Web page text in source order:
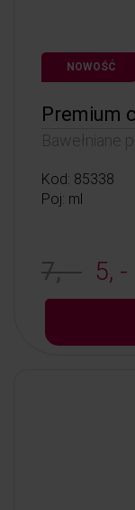
NOWOŚĆ
Premium
Bawełniane
Kod: 85338
Poj: ml
7, - 5, -